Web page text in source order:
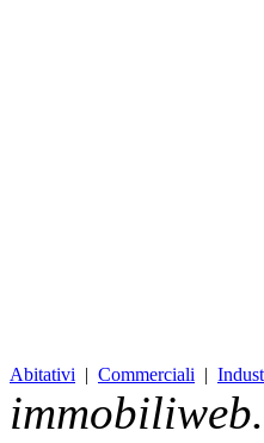
Abitativi | Commerciali |